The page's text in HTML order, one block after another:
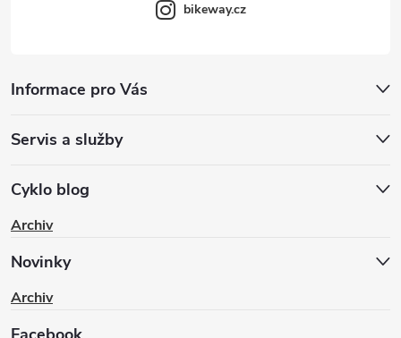
bikeway.cz
Informace pro Vás
Servis a služby
Cyklo blog
Archiv
Novinky
Archiv